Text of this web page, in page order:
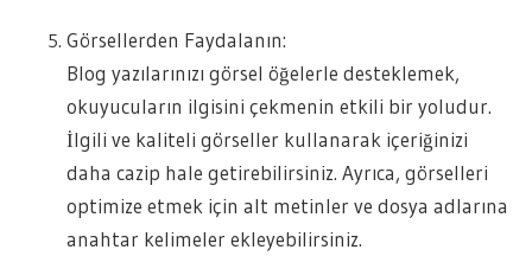
Görsellerden Faydalanın:
Blog yazılarınızı görsel öğelerle desteklemek,
okuyucuların ilgisini çekmenin etkili bir yoludur.
İlgili ve kaliteli görseller kullanarak içeriğinizi
daha cazip hale getirebilirsiniz. Ayrıca, görselleri
optimize etmek için alt metinler ve dosya adlarına
anahtar kelimeler ekleyebilirsiniz.